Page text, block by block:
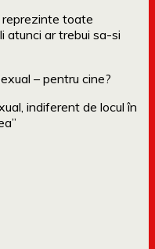
reprezinte toate
atunci ar trebui sa-si
– pentru cine?
indiferent de locul în